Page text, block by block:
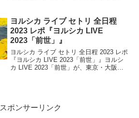
での初アリーナライブ という記念すべき
ステージとなる。
ヨルシカ ライブ セトリ 全日程
2023 レポ『ヨルシカ LIVE
2023「前世」』
ヨルシカ ライブ セトリ 全日程 2023 レポ
『ヨルシカ LIVE 2023「前世」』ヨルシ
カ LIVE 2023「前世」が、東京・大阪全4
スポンサーリンク